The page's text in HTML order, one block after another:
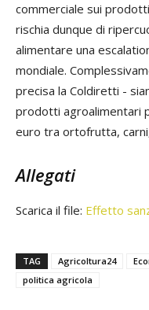
commerciale sui
rischia dunque di
alimentare una
mondiale.
precisa la Coldiretti -
prodotti agroalimentari
euro tra ortofrutta,
Allegati
Scarica il file: Effetto
TAG Agricoltura24
politica agricola